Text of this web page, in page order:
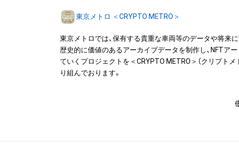
することを意味しません。
を受けている者からの事前の同意なしに、上記の「本アイ
する権利」の範囲を超えた行為、知的財産権を侵害する
(改変、公開、配布、逆コンパイル、リバースエンジニアリ
これに限定されません。)を行うことはできません。
東京メトロ ＜CRYPTO METRO＞
東京メトロでは、保有する貴重な車両等のデータや将来
歴史的に価値のあるアーカイブデータを制作し、NFTア
ていくプロジェクトを＜CRYPTO METRO＞（クリプトメ
り組んでおります。